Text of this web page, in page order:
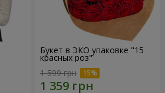
Букет в ЭКО упаковке "15
красных роз"
1 599 грн